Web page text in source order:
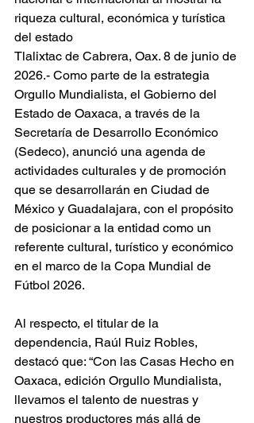
riqueza cultural, económica y turística
del estado
Tlalixtac de Cabrera, Oax. 8 de junio de
2026.- Como parte de la estrategia
Orgullo Mundialista, el Gobierno del
Estado de Oaxaca, a través de la
Secretaría de Desarrollo Económico
(Sedeco), anunció una agenda de
actividades culturales y de promoción
que se desarrollarán en Ciudad de
México y Guadalajara, con el propósito
de posicionar a la entidad como un
referente cultural, turístico y económico
en el marco de la Copa Mundial de
Fútbol 2026.
Al respecto, el titular de la
dependencia, Raúl Ruiz Robles,
destacó que: “Con las Casas Hecho en
Oaxaca, edición Orgullo Mundialista,
llevamos el talento de nuestras y
nuestros productores más allá de